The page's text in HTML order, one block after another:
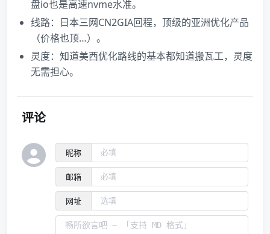
盘io也是高速nvme水准。
线路：日本三网CN2GIA回程，顶级的亚洲优化产品
（价格也顶…）。
灵度：知道美西优化路线的基本都知道搬瓦工，灵度
无需担心。
评论
昵称
邮箱
网址